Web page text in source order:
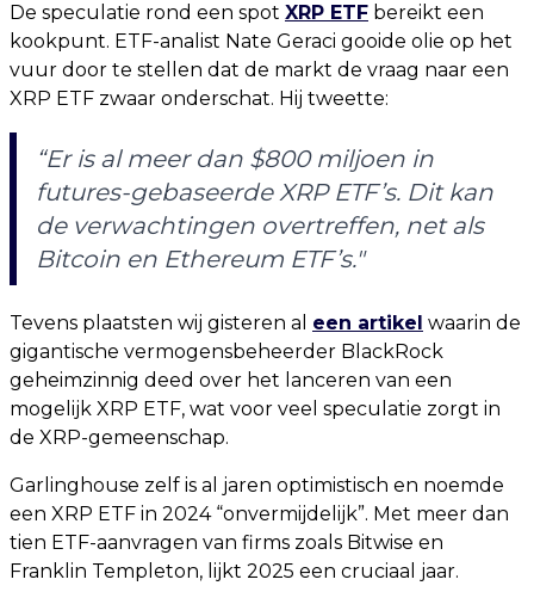
De speculatie rond een spot XRP ETF bereikt een
kookpunt. ETF-analist Nate Geraci gooide olie op het
vuur door te stellen dat de markt de vraag naar een
XRP ETF zwaar onderschat. Hij tweette:
“Er is al meer dan $800 miljoen in
futures-gebaseerde XRP ETF’s. Dit kan
de verwachtingen overtreffen, net als
Bitcoin en Ethereum ETF’s."
Tevens plaatsten wij gisteren al een artikel waarin de
gigantische vermogensbeheerder BlackRock
geheimzinnig deed over het lanceren van een
mogelijk XRP ETF, wat voor veel speculatie zorgt in
de XRP-gemeenschap.
Garlinghouse zelf is al jaren optimistisch en noemde
een XRP ETF in 2024 “onvermijdelijk”. Met meer dan
tien ETF-aanvragen van firms zoals Bitwise en
Franklin Templeton, lijkt 2025 een cruciaal jaar.